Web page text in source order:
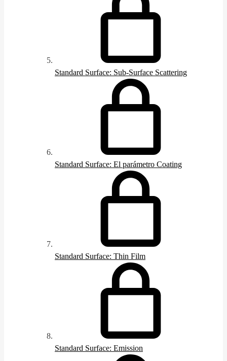
Standard Surface: Sub-Surface Scattering
Standard Surface: El parámetro Coating
Standard Surface: Thin Film
Standard Surface: Emission